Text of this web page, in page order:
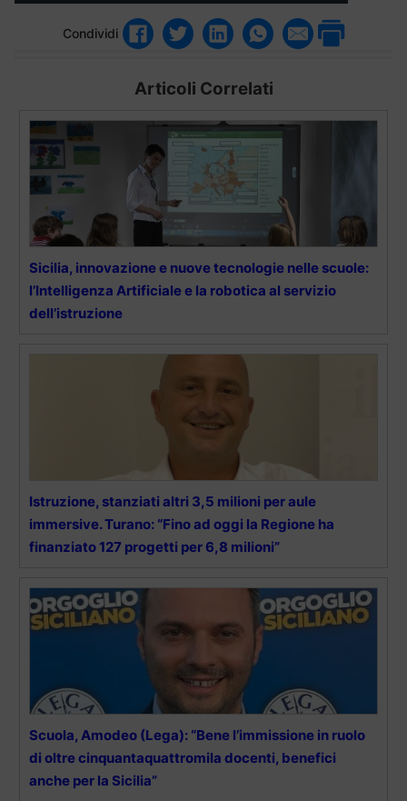
Condividi
Articoli Correlati
Sicilia, innovazione e nuove tecnologie nelle scuole:
l’Intelligenza Artificiale e la robotica al servizio
dell’istruzione
Istruzione, stanziati altri 3,5 milioni per aule
immersive. Turano: “Fino ad oggi la Regione ha
finanziato 127 progetti per 6,8 milioni”
Scuola, Amodeo (Lega): “Bene l’immissione in ruolo
di oltre cinquantaquattromila docenti, benefici
anche per la Sicilia”